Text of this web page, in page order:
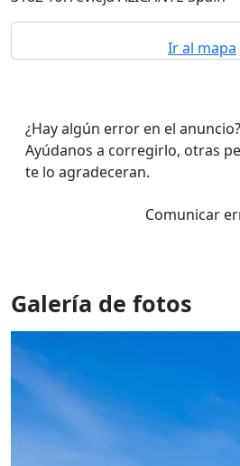
Ir al mapa
¿Hay algún error en el anuncio?
Ayúdanos a corregirlo, otras
te lo agradeceran.
Comunicar
Galería de fotos